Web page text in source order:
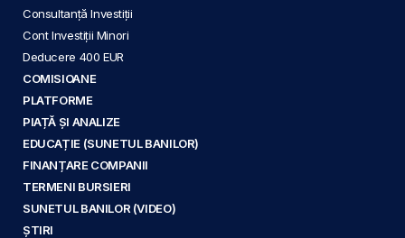
Consultanță Investiții
Cont Investiții Minori
Deducere 400 EUR
COMISIOANE
PLATFORME
PIAȚĂ ȘI ANALIZE
EDUCAȚIE (SUNETUL BANILOR)
FINANȚARE COMPANII
TERMENI BURSIERI
SUNETUL BANILOR (VIDEO)
ȘTIRI